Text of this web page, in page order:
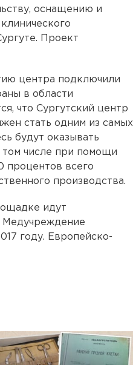
оснащению и
Проект
центра подключили
в области
что Сургутский центр
стать одним из самых
будут оказывать
числе при помощи
процентов всего
производства.
идут
Медучреждение
году. Европейско-